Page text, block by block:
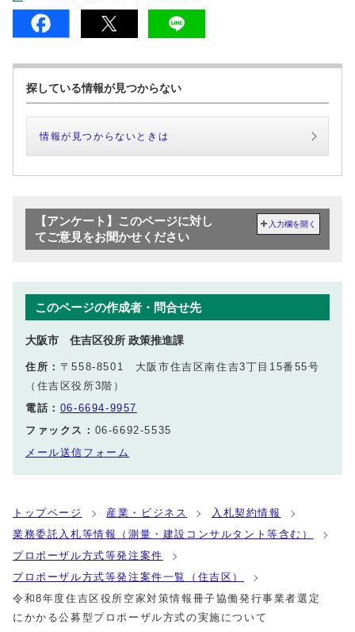
探している情報が見つからない
情報が見つからないときは
【アンケート】このページに対し
てご意見をお聞かせください
入力欄を開く
このページの作成者・問合せ先
大阪市 住吉区役所 政策推進課
住所： 〒558-8501 大阪市住吉区南住吉3丁目15番55号
（住吉区役所3階）
電話： 06-6694-9957
ファックス： 06-6692-5535
メール送信フォーム
トップページ 産業・ビジネス
入札契約情報
業務委託入札等情報（測量・建設コンサルタント等含む）
プロポーザル方式等発注案件
プロポーザル方式等発注案件一覧（住吉区）
令和8年度住吉区役所空家対策情報冊子協働発行事業者選定
にかかる公募型プロポーザル方式の実施について